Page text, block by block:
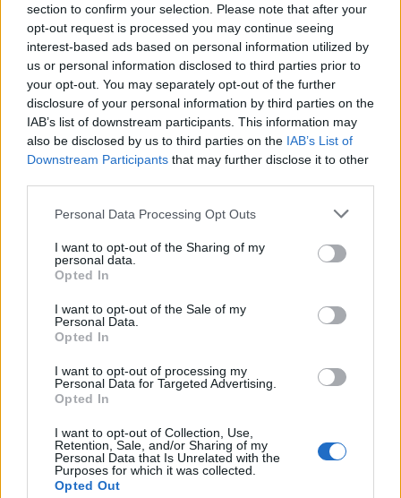
section to confirm your selection. Please note that after your
opt-out request is processed you may continue seeing
interest-based ads based on personal information utilized by
us or personal information disclosed to third parties prior to
your opt-out. You may separately opt-out of the further
disclosure of your personal information by third parties on the
IAB’s list of downstream participants. This information may
also be disclosed by us to third parties on the IAB’s List of
Downstream Participants that may further disclose it to other
Please note that this website/app uses one or more Google
not limited to your visit or usage behaviour. You may click to
grant or deny consent to Google and its third-party tags to
use your data for below specified purposes in below Google
consent section.
Personal Data Processing Opt Outs
I want to opt-out of the Sharing of my
personal data.
Opted In
I want to opt-out of the Sale of my
Personal Data.
Opted In
I want to opt-out of processing my
Personal Data for Targeted Advertising.
Opted In
I want to opt-out of Collection, Use,
Retention, Sale, and/or Sharing of my
Personal Data that Is Unrelated with the
Purposes for which it was collected.
Opted Out
ayuda.
La declaración de impuestos simplificada representa una
innovación importante en el sistema tributario italiano, ya
que hace que el proceso sea más sencillo y accesible para
todos los contribuyentes. No pierdas la oportunidad de
aprovechar este nuevo modo antes del 30 de septiembre de
AUTOR